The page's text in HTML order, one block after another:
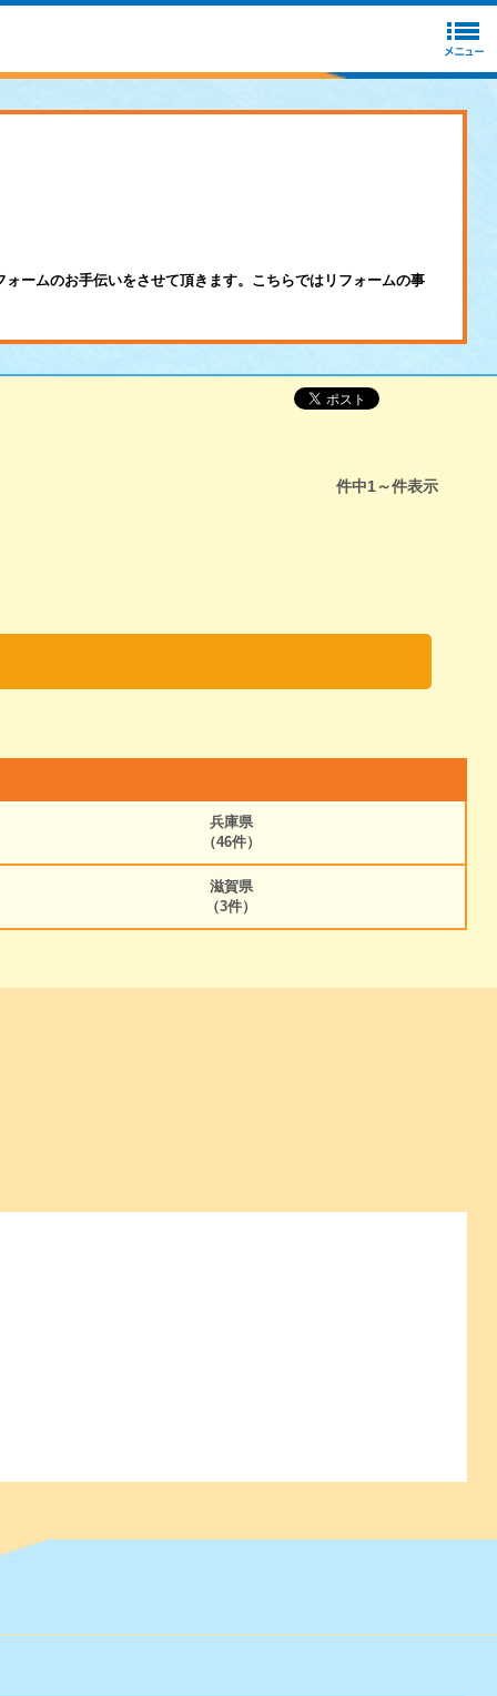
ームのお手伝いをさせて頂きます。こちらではリフォームの事
件中1～件表示
兵庫県
（46件）
滋賀県
（3件）